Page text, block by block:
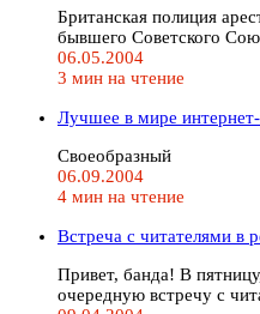
Британская полиция
бывшего Советского
06.05.2004
3 мин на чтение
Лучшее в мире
Своеобразный
06.09.2004
4 мин на чтение
Встреча с читателями в
Привет, банда! В
очередную встречу с